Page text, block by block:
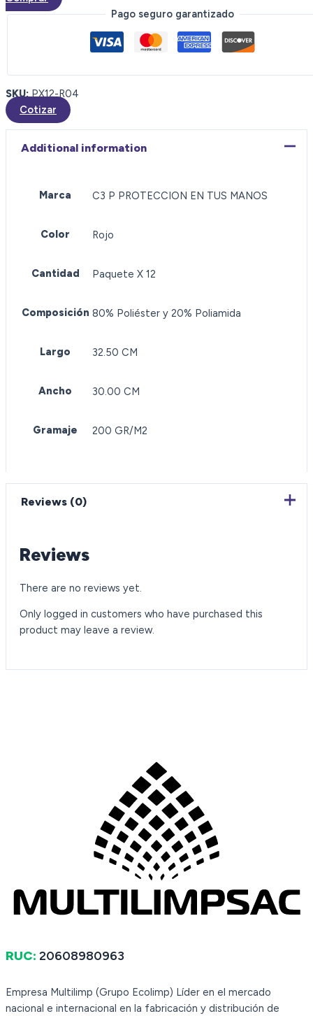
Pago seguro garantizado
SKU: PX12-R04
Cotizar
Additional information
Marca C3 P PROTECCION EN TUS MANOS
Color Rojo
Cantidad Paquete X 12
Composición 80% Poliéster y 20% Poliamida
Largo 32.50 CM
Ancho 30.00 CM
Gramaje 200 GR/M2
Reviews (0)
Reviews
There are no reviews yet.
Only logged in customers who have purchased this
product may leave a review.
RUC: 20608980963
Empresa Multilimp (Grupo Ecolimp) Líder en el mercado
nacional e internacional en la fabricación y distribución de